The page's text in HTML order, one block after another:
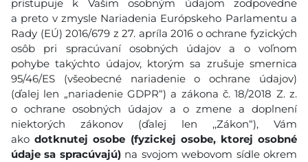
pristupuje k Vašim osobným údajom zodpovedne
a preto v zmysle Nariadenia Európskeho Parlamentu a
Rady (EÚ) 2016/679 z 27. apríla 2016 o ochrane fyzických
osôb pri spracúvaní osobných údajov a o voľnom
pohybe takýchto údajov, ktorým sa zrušuje smernica
95/46/ES (všeobecné nariadenie o ochrane údajov)
(ďalej len „nariadenie GDPR“) a zákona č. 18/2018 Z. z.
o ochrane osobných údajov a o zmene a doplnení
niektorých zákonov (ďalej len ,,Zákon“), Vám
akodotknutej osobe (fyzickej osobe, ktorej osobné
údaje sa spracúvajú)na svojom webovom sídle okrem